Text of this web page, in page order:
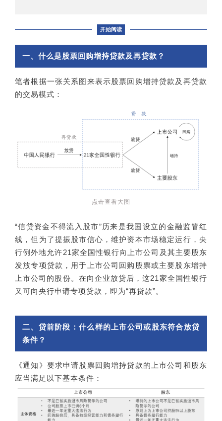
开始阅读
一、什么是股票回购增持贷款及再贷款？
笔者根据一张关系图来表示股票回购增持贷款及再贷款
的交易模式：
点击查看大图
“信贷资金不得流入股市”历来是我国设立的金融监管红
线，但为了提振股市信心，维护资本市场稳定运行，央
行例外地允许21家全国性银行向上市公司及其主要股东
发放专项贷款，用于上市公司回购股票或主要股东增持
上市公司的股份。在向企业放贷后，这21家全国性银行
又可向央行申请专项贷款，即为“再贷款”。
二、贷前阶段：什么样的上市公司或股东符合放贷
条件？
《通知》要求申请股票回购增持贷款的上市公司和股东
应当满足以下基本条件：